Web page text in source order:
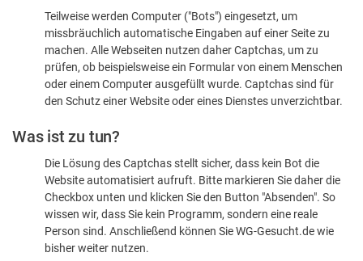
dass
sind
Teilweise werden Computer ("Bots") eingesetzt, um
missbräuchlich automatische Eingaben auf einer Seite zu
machen. Alle Webseiten nutzen daher Captchas, um zu
prüfen, ob beispielsweise ein Formular von einem Menschen
oder einem Computer ausgefüllt wurde. Captchas sind für
den Schutz einer Website oder eines Dienstes unverzichtbar.
Was ist zu tun?
Die Lösung des Captchas stellt sicher, dass kein Bot die
Website automatisiert aufruft. Bitte markieren Sie daher die
Checkbox unten und klicken Sie den Button "Absenden". So
wissen wir, dass Sie kein Programm, sondern eine reale
Person sind. Anschließend können Sie WG-Gesucht.de wie
bisher weiter nutzen.